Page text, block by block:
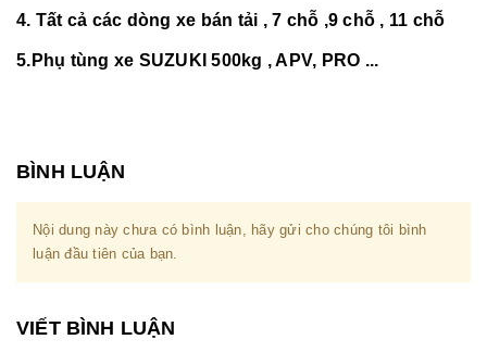
4. Tất cả các dòng xe bán tải , 7 chỗ ,9 chỗ , 11 chỗ
5.Phụ tùng xe SUZUKI 500kg , APV, PRO ...
BÌNH LUẬN
Nội dung này chưa có bình luận, hãy gửi cho chúng tôi bình
luận đầu tiên của bạn.
VIẾT BÌNH LUẬN